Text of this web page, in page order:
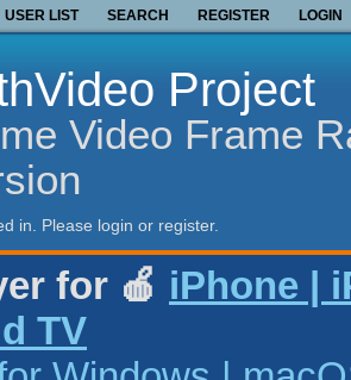
USER LIST SEARCH REGISTER LOGIN
Project
Video Frame
in. Please login or register.
for 🍎 iPhone |
TV